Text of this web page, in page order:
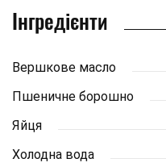
Інгредієнти
Вершкове масло
Пшеничне борошно
Яйця
Холодна вода